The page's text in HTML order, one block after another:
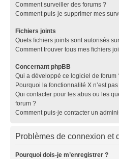
Comment surveiller des forums ?
Comment puis-je supprimer mes
Fichiers joints
Quels fichiers joints sont autorisés
Comment trouver tous mes fichiers
Concernant phpBB
Qui a développé ce logiciel de forum
Pourquoi la fonctionnalité X n’est
Qui contacter pour les abus ou les
forum ?
Comment puis-je contacter un
Problèmes de connexion et
Pourquoi dois-je m’enregistrer ?